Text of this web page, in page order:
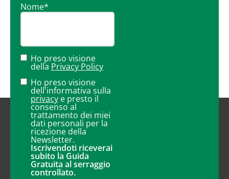
Nome*
Ho preso visione
della Privacy Policy
Ho preso visione
dell'informativa sulla
privacy e presto il
consenso al
trattamento dei miei
dati personali per la
ricezione della
Newsletter.
Iscrivendoti riceverai
subito la Guida
Gratuita al serraggio
controllato.